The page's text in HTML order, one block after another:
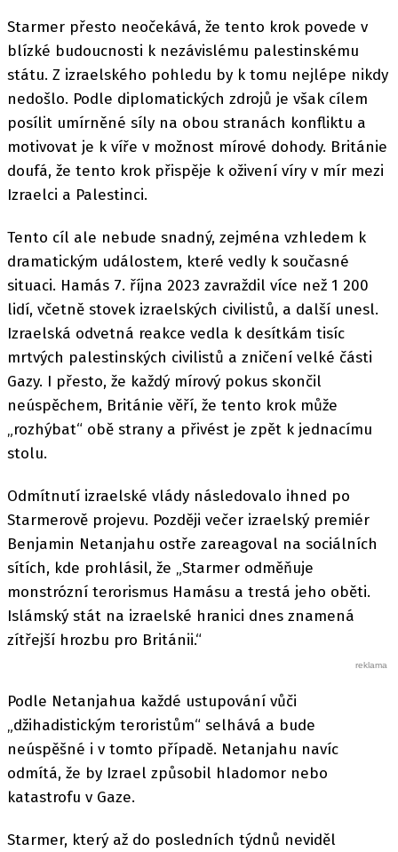
Starmer přesto neočekává, že tento krok povede v
blízké budoucnosti k nezávislému palestinskému
státu. Z izraelského pohledu by k tomu nejlépe nikdy
nedošlo. Podle diplomatických zdrojů je však cílem
posílit umírněné síly na obou stranách konfliktu a
motivovat je k víře v možnost mírové dohody. Británie
doufá, že tento krok přispěje k oživení víry v mír mezi
Izraelci a Palestinci.
Tento cíl ale nebude snadný, zejména vzhledem k
dramatickým událostem, které vedly k současné
situaci. Hamás 7. října 2023 zavraždil více než 1 200
lidí, včetně stovek izraelských civilistů, a další unesl.
Izraelská odvetná reakce vedla k desítkám tisíc
mrtvých palestinských civilistů a zničení velké části
Gazy. I přesto, že každý mírový pokus skončil
neúspěchem, Británie věří, že tento krok může
„rozhýbat“ obě strany a přivést je zpět k jednacímu
stolu.
Odmítnutí izraelské vlády následovalo ihned po
Starmerově projevu. Později večer izraelský premiér
Benjamin Netanjahu ostře zareagoval na sociálních
sítích, kde prohlásil, že „Starmer odměňuje
monstrózní terorismus Hamásu a trestá jeho oběti.
Islámský stát na izraelské hranici dnes znamená
zítřejší hrozbu pro Británii.“
Podle Netanjahua každé ustupování vůči
„džihadistickým teroristům“ selhává a bude
neúspěšné i v tomto případě. Netanjahu navíc
odmítá, že by Izrael způsobil hladomor nebo
katastrofu v Gaze.
Starmer, který až do posledních týdnů neviděl